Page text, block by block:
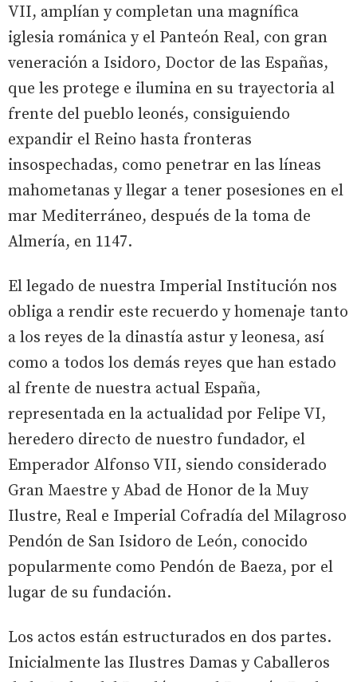
VII, amplían y completan una magnífica
iglesia románica y el Panteón Real, con gran
veneración a Isidoro, Doctor de las Españas,
que les protege e ilumina en su trayectoria al
frente del pueblo leonés, consiguiendo
expandir el Reino hasta fronteras
insospechadas, como penetrar en las líneas
mahometanas y llegar a tener posesiones en el
mar Mediterráneo, después de la toma de
Almería, en 1147.
El legado de nuestra Imperial Institución nos
obliga a rendir este recuerdo y homenaje tanto
a los reyes de la dinastía astur y leonesa, así
como a todos los demás reyes que han estado
al frente de nuestra actual España,
representada en la actualidad por Felipe VI,
heredero directo de nuestro fundador, el
Emperador Alfonso VII, siendo considerado
Gran Maestre y Abad de Honor de la Muy
Ilustre, Real e Imperial Cofradía del Milagroso
Pendón de San Isidoro de León, conocido
popularmente como Pendón de Baeza, por el
lugar de su fundación.
Los actos están estructurados en dos partes.
Inicialmente las Ilustres Damas y Caballeros